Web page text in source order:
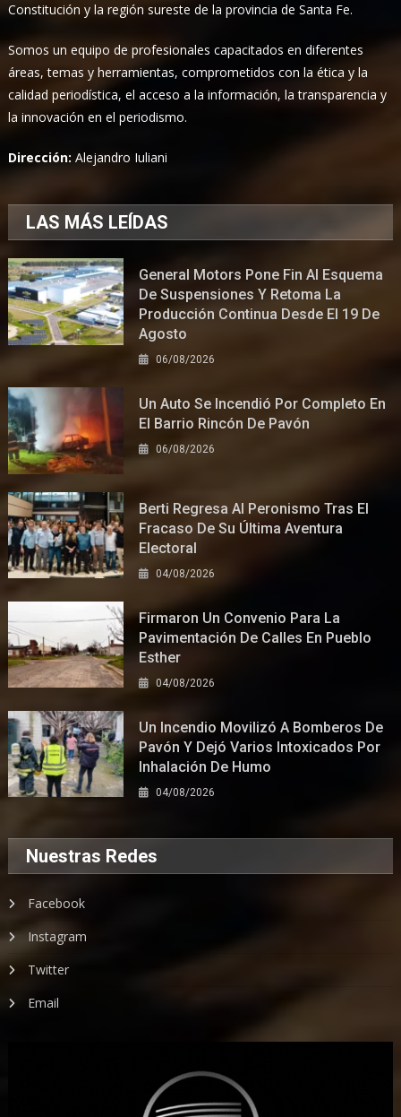
Constitución y la región sureste de la provincia de Santa Fe.
Somos un equipo de profesionales capacitados en diferentes
áreas, temas y herramientas, comprometidos con la ética y la
calidad periodística, el acceso a la información, la transparencia y
la innovación en el periodismo.
Dirección:Alejandro Iuliani
LAS MÁS LEÍDAS
General Motors Pone Fin Al Esquema
De Suspensiones Y Retoma La
Producción Continua Desde El 19 De
Agosto
06/08/2026
Un Auto Se Incendió Por Completo En
El Barrio Rincón De Pavón
06/08/2026
Berti Regresa Al Peronismo Tras El
Fracaso De Su Última Aventura
Electoral
04/08/2026
Firmaron Un Convenio Para La
Pavimentación De Calles En Pueblo
Esther
04/08/2026
Un Incendio Movilizó A Bomberos De
Pavón Y Dejó Varios Intoxicados Por
Inhalación De Humo
04/08/2026
Nuestras Redes
Facebook
Instagram
Twitter
Email